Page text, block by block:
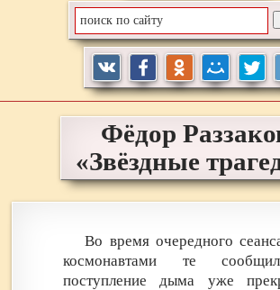
Фёдор
«Звёздные
Во время очередного
космонавтами те
поступление дыма уже